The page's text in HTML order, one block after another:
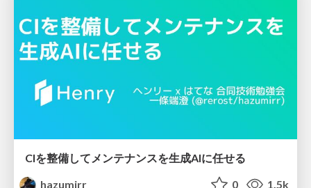
CIを整備してメンテナンスを生成AIに任せる
hazumirr
0 1.5k